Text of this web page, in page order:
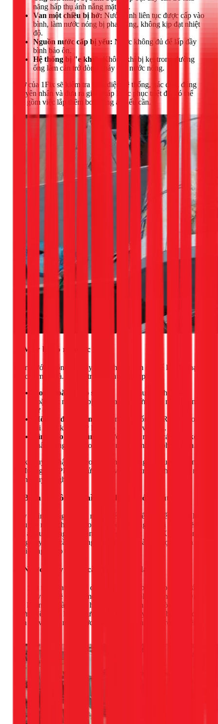
năng hấp thụ ánh nắng mặt trời.
Van một chiều bị hở: Nước lạnh liên tục được cấp vào
bình, làm nước nóng bị pha loãng, không kịp đạt nhiệt
độ.
Nguồn nước cấp bị yếu: Nước không đủ để lấp đầy
bình bảo ôn.
Hệ thống bị "e khí":
Không khí bị kẹt trong đường
ống làm cản trở dòng chảy của nước nóng.
Thợ của 1Fix sẽ kiểm tra toàn diện hệ thống, xác định đúng
nguyên nhân và đưa ra giải pháp khắc phục triệt để, có thể
bao gồm việc lắp thêm bơm tăng áp nếu cần.
2. Máy bị rò rỉ nước
Rò rỉ nước không chỉ gây lãng phí mà còn có thể làm hư hại
kết cấu mái nhà. Các vị trí rò rỉ thường gặp:
Ron (gioăng) cao su:
Các ron ở đầu ống thủy tinh
hoặc các mối nối bị lão hóa, chai cứng sau nhiều năm
sử dụng.
Mối nối đường ống:
Các mối nối ống PPR bị hở do
thi công không kỹ hoặc do co ngót vật liệu.
Bình bảo ôn bị lủng:
Thường xảy ra với các bình kém
chất lượng hoặc do nguồn nước bị nhiễm phèn, mặn.
1Fix chuyên nhận thay ron máy nước nóng tại Quận 2, hàn
lại đường ống PPR và xử lý các vết lủng trên bình bảo ôn một
cách chuyên nghiệp.
3. Bình bảo ôn bị phình to hoặc móp (hút dẹp)
Đây là tình trạng cực kỳ nguy hiểm, có thể dẫn đến nổ bình.
Nguyên nhân chính là do đường ống thông hơi bị tắc nghẽn,
làm áp suất trong bình tăng hoặc giảm đột ngột. Khi gặp tình
trạng này, bạn cần ngắt nguồn nước cấp và gọi thợ chuyên
nghiệp ngay lập tức.
4. Nước chảy ra có cặn bẩn, màu lạ
Sau một thời gian dài sử dụng, bên trong bình bảo ôn và các
ống thủy tinh sẽ tích tụ một lớp cặn bẩn, phèn, rong rêu. Điều
này không chỉ làm giảm hiệu suất làm nóng mà còn ảnh
hưởng đến chất lượng nước sinh hoạt. Đây là lúc bạn cần đến
dịch vụ vệ sinh máy nước nóng năng lượng mặt trời chuyên